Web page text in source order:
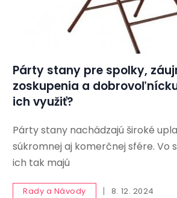
Párty stany pre spolky,
zoskupenia a
ich využiť?
Párty stany nachádzajú široké
súkromnej aj komerčnej sfére. Vo
ich tak majú
Rady a Návody 8. 12. 2024